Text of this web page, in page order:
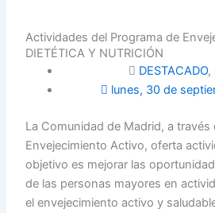
Actividades del Programa de
DIETÉTICA Y NUTRICIÓN
DESTACADO,
lunes, 30 de
La Comunidad de Madrid, a través
Envejecimiento Activo, oferta
objetivo es mejorar las
de las personas mayores en
el envejecimiento activo y